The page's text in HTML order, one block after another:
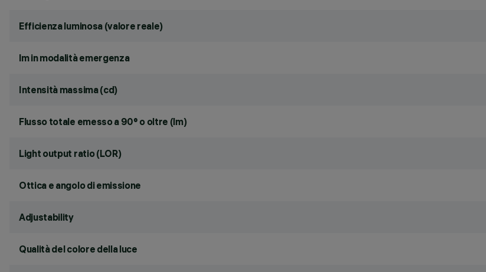
Efficienza luminosa (valore reale)
lm in modalità emergenza
Intensità massima (cd)
Flusso totale emesso a 90° o oltre (lm)
Light output ratio (LOR)
Ottica e angolo di emissione
Adjustability
Qualità del colore della luce